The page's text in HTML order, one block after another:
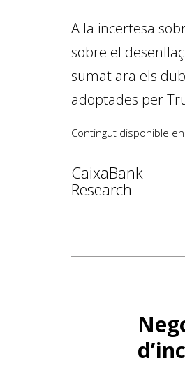
A la incertesa
sobre el
sumat ara els
adoptades per
Contingut disponible en
CaixaBank
Research